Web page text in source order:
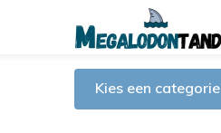
Kies een categorie